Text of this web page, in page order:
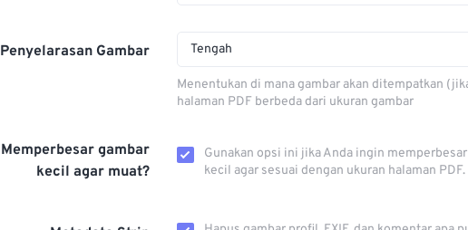
Penyelarasan Gambar Tengah
Menentukan di mana gambar akan ditempatkan
halaman PDF berbeda dari ukuran gambar
Memperbesar gambar
kecil agar muat?
Gunakan opsi ini jika Anda ingin
kecil agar sesuai dengan ukuran halaman PDF.